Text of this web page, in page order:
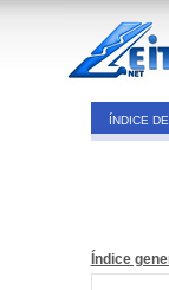
ÍNDICE
Índice